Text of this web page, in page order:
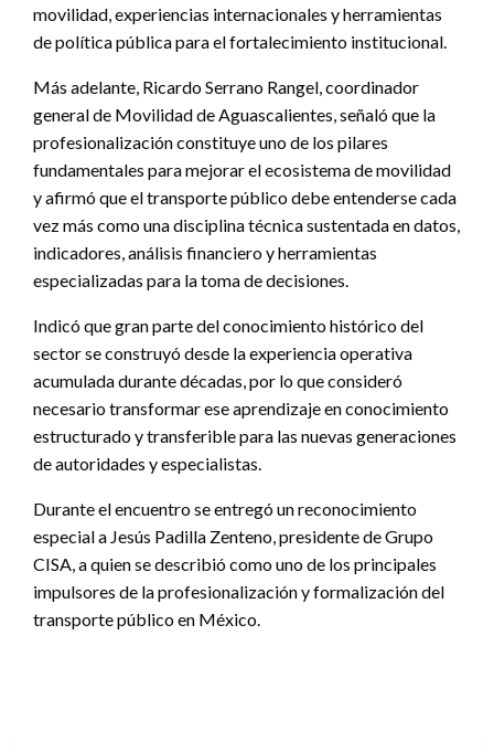
movilidad, experiencias internacionales y herramientas
de política pública para el fortalecimiento institucional.
Más adelante, Ricardo Serrano Rangel, coordinador
general de Movilidad de Aguascalientes, señaló que la
profesionalización constituye uno de los pilares
fundamentales para mejorar el ecosistema de movilidad
y afirmó que el transporte público debe entenderse cada
vez más como una disciplina técnica sustentada en datos,
indicadores, análisis financiero y herramientas
especializadas para la toma de decisiones.
Indicó que gran parte del conocimiento histórico del
sector se construyó desde la experiencia operativa
acumulada durante décadas, por lo que consideró
necesario transformar ese aprendizaje en conocimiento
estructurado y transferible para las nuevas generaciones
de autoridades y especialistas.
Durante el encuentro se entregó un reconocimiento
especial a Jesús Padilla Zenteno, presidente de Grupo
CISA, a quien se describió como uno de los principales
impulsores de la profesionalización y formalización del
transporte público en México.